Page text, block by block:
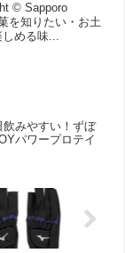
© Sapporo
を知りたい・お土
める味...
みやすい！ずぼ
パワープロテイ